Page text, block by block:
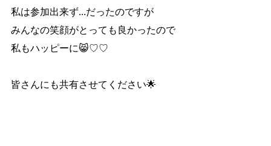
私は参加出来ず...だったのですが
みんなの笑顔がとっても良かったので
私もハッピーに😸♡♡
皆さんにも共有させてください🌟